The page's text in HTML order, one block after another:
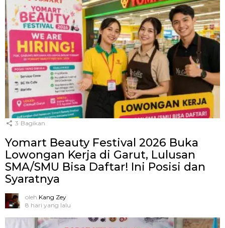
3 Bagikan
Yomart Beauty Festival 2026 Buka
Lowongan Kerja di Garut, Lulusan
SMA/SMU Bisa Daftar! Ini Posisi dan
Syaratnya
oleh Kang Zey
8 hari yang lalu